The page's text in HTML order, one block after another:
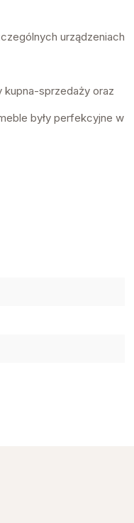
urządzeniach
kupna-sprzedaży oraz
były perfekcyjne w